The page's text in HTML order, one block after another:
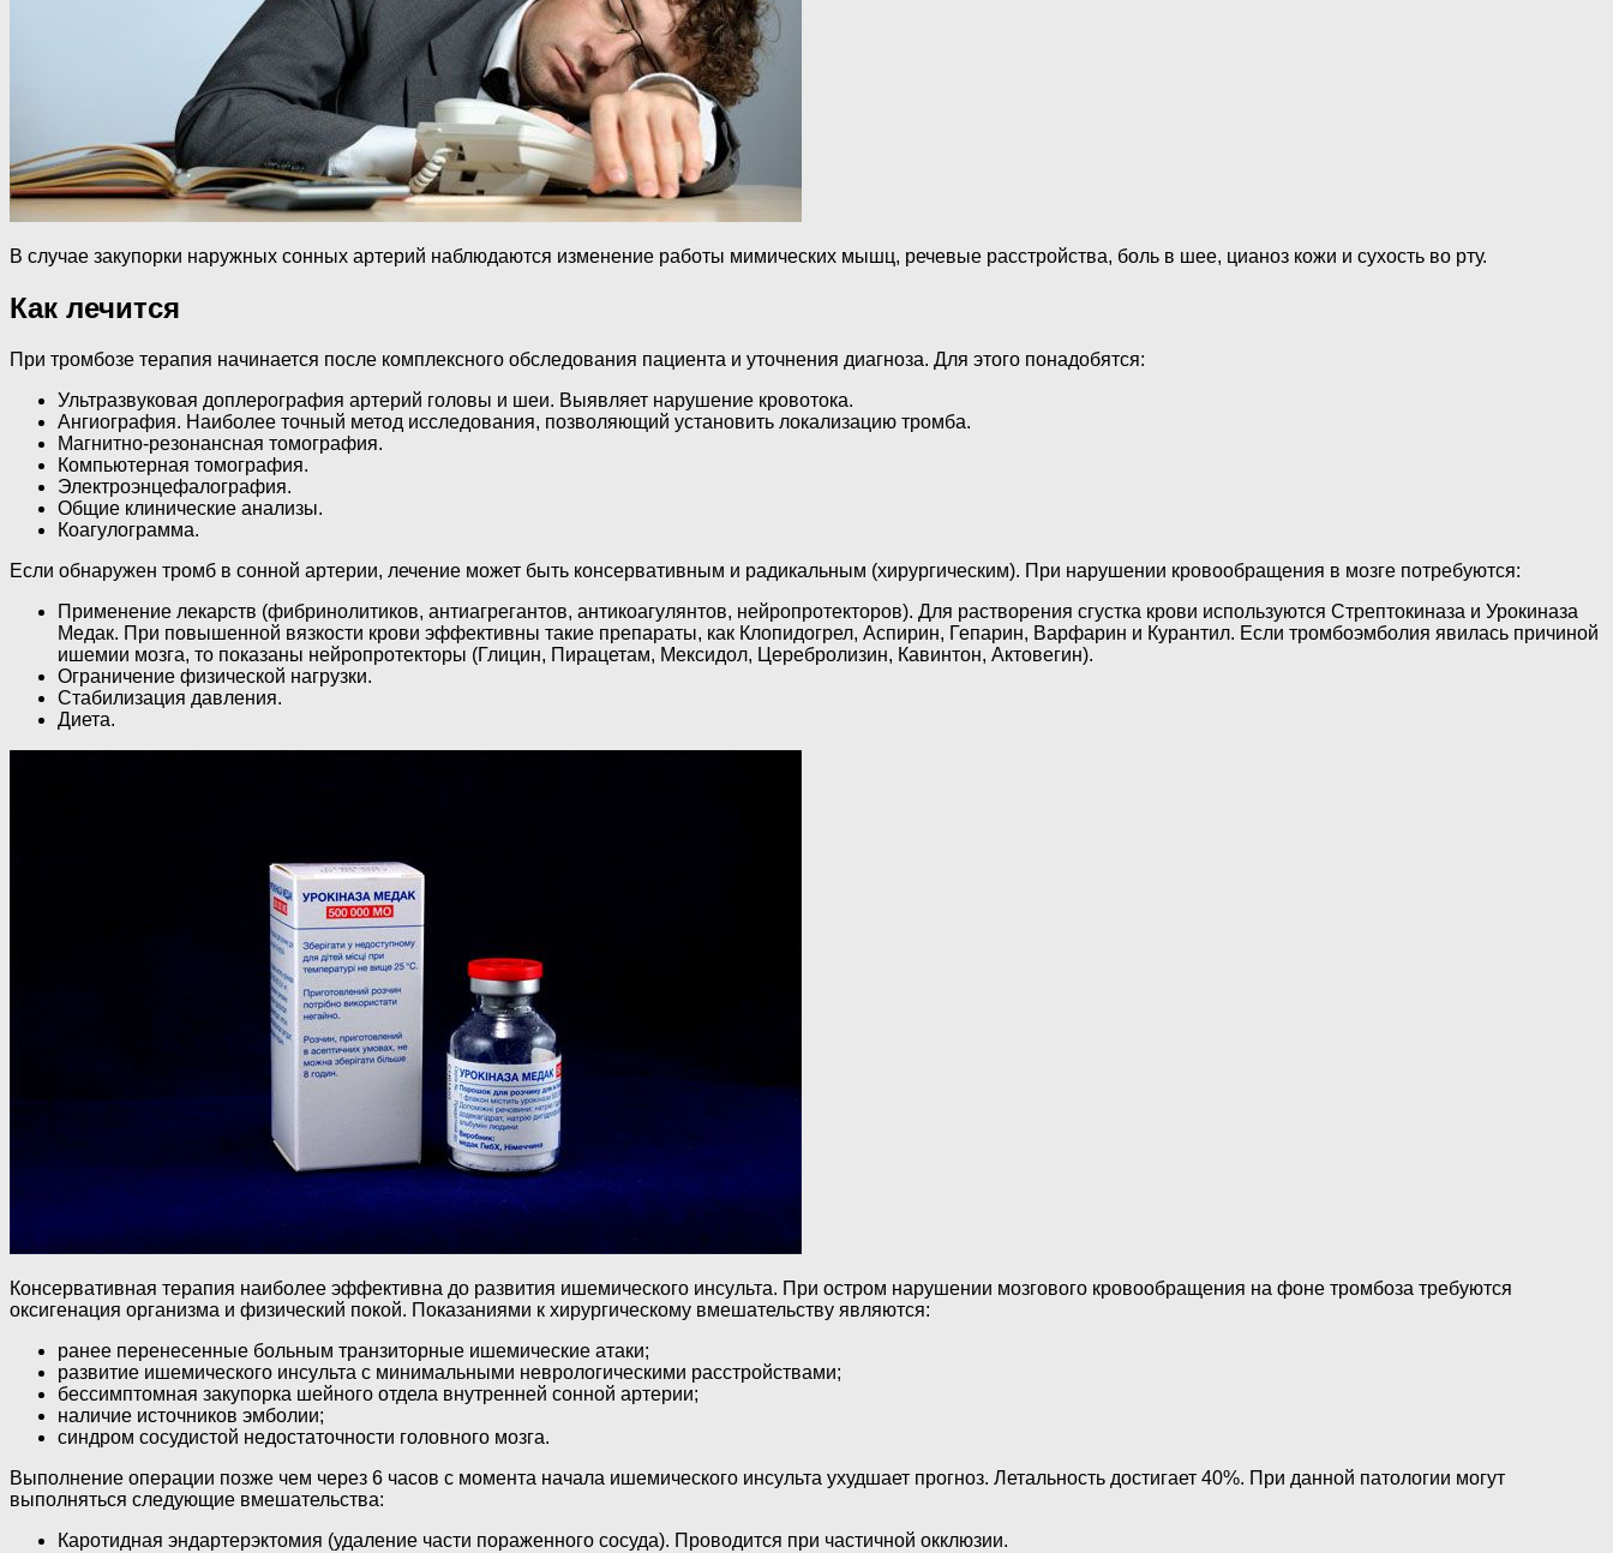
В случае закупорки наружных сонных артерий наблюдаются изменение работы мимических мышц, речевые расстройства, боль в шее, цианоз кожи и сухость во рту.
Как лечится
При тромбозе терапия начинается после комплексного обследования пациента и уточнения диагноза. Для этого понадобятся:
Ультразвуковая доплерография артерий головы и шеи. Выявляет нарушение кровотока.
Ангиография. Наиболее точный метод исследования, позволяющий установить локализацию тромба.
Магнитно-резонансная томография.
Компьютерная томография.
Электроэнцефалография.
Общие клинические анализы.
Коагулограмма.
Если обнаружен тромб в сонной артерии, лечение может быть консервативным и радикальным (хирургическим). При нарушении кровообращения в мозге потребуются:
Применение лекарств (фибринолитиков, антиагрегантов, антикоагулянтов, нейропротекторов). Для растворения сгустка крови используются Стрептокиназа и Урокиназа
Медак. При повышенной вязкости крови эффективны такие препараты, как Клопидогрел, Аспирин, Гепарин, Варфарин и Курантил. Если тромбоэмболия явилась причиной
ишемии мозга, то показаны нейропротекторы (Глицин, Пирацетам, Мексидол, Церебролизин, Кавинтон, Актовегин).
Ограничение физической нагрузки.
Стабилизация давления.
Диета.
Консервативная терапия наиболее эффективна до развития ишемического инсульта. При остром нарушении мозгового кровообращения на фоне тромбоза требуются
оксигенация организма и физический покой. Показаниями к хирургическому вмешательству являются:
ранее перенесенные больным транзиторные ишемические атаки;
развитие ишемического инсульта с минимальными неврологическими расстройствами;
бессимптомная закупорка шейного отдела внутренней сонной артерии;
наличие источников эмболии;
синдром сосудистой недостаточности головного мозга.
Выполнение операции позже чем через 6 часов с момента начала ишемического инсульта ухудшает прогноз. Летальность достигает 40%. При данной патологии могут
выполняться следующие вмешательства:
Каротидная эндартерэктомия (удаление части пораженного сосуда). Проводится при частичной окклюзии.